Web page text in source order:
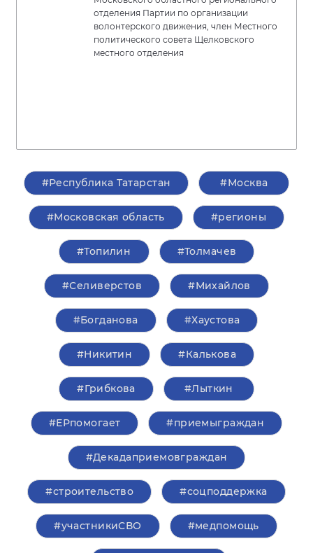
отделения Партии по организации
волонтерского движения, член Местного
политического совета Щелковского
местного отделения
#Республика Татарстан #Москва
#Московская область #регионы
#Топилин #Толмачев
#Селиверстов #Михайлов
#Богданова #Хаустова
#Никитин #Калькова
#Грибкова #Лыткин
#ЕРпомогает #приемыграждан
#Декадаприемовграждан
#строительство #соцподдержка
#участникиСВО #медпомощь